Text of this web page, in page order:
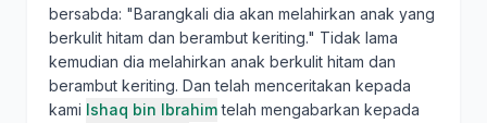
bersabda: "Barangkali dia akan melahirkan anak yang
berkulit hitam dan berambut keriting." Tidak lama
kemudian dia melahirkan anak berkulit hitam dan
berambut keriting. Dan telah menceritakan kepada
kami Ishaq bin Ibrahimtelah mengabarkan kepada